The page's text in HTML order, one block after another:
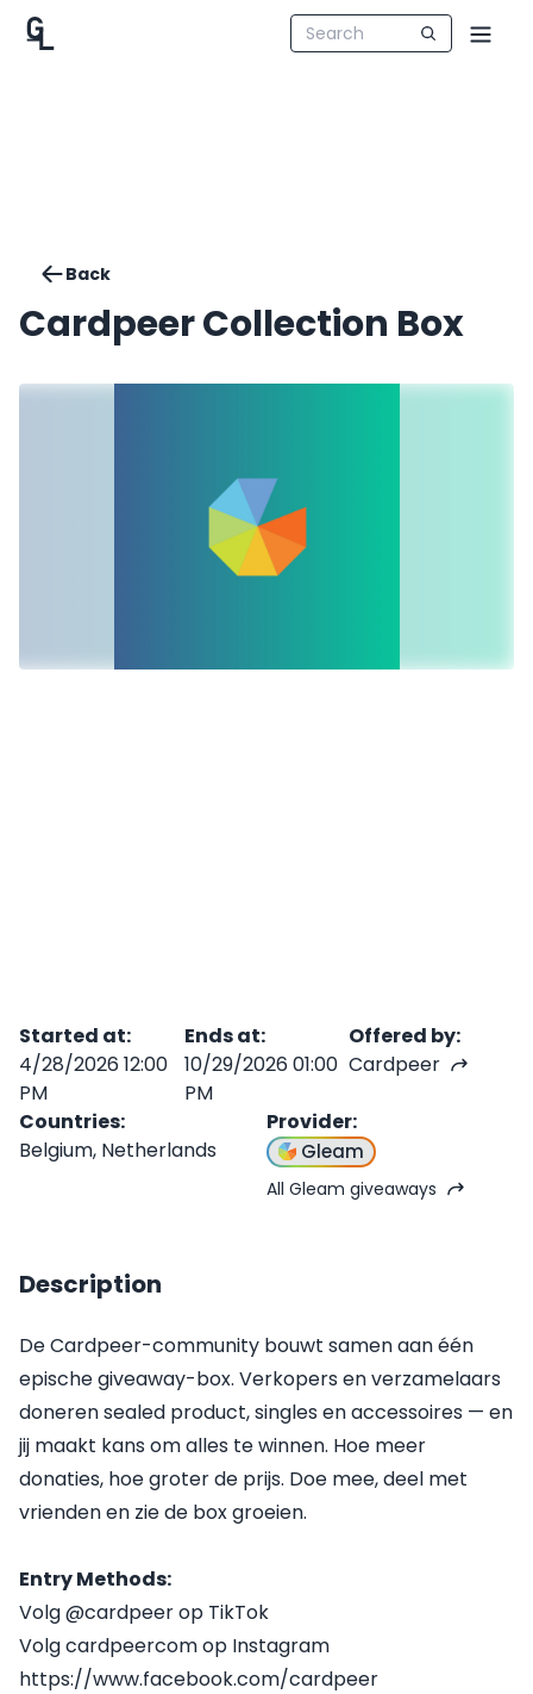
Back
Cardpeer Collection Box
Started at:
4/28/2026 12:00
PM
Ends at:
10/29/2026 01:00
PM
Offered by:
Cardpeer
Countries:
Belgium, Netherlands
Provider:
Gleam
All Gleam giveaways
Description
De Cardpeer-community bouwt samen aan één
epische giveaway-box. Verkopers en verzamelaars
doneren sealed product, singles en accessoires — en
jij maakt kans om alles te winnen. Hoe meer
donaties, hoe groter de prijs. Doe mee, deel met
vrienden en zie de box groeien.
Entry Methods:
Volg @cardpeer op TikTok
Volg cardpeercom op Instagram
https://www.facebook.com/cardpeer